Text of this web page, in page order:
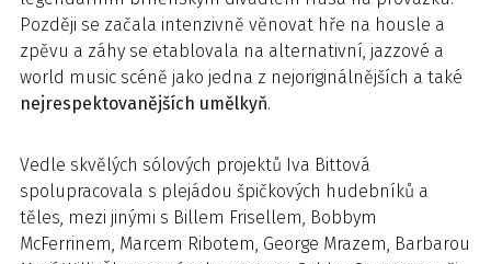
Později se začala intenzivně věnovat hře na housle a
zpěvu a záhy se etablovala na alternativní, jazzové a
world music scéně jako jedna z nejoriginálnějších a také
nejrespektovanějších umělkyň.
Vedle skvělých sólových projektů Iva Bittová
spolupracovala s plejádou špičkových hudebníků a
těles, mezi jinými s Billem Frisellem, Bobbym
McFerrinem, Marcem Ribotem, George Mrazem, Barbarou